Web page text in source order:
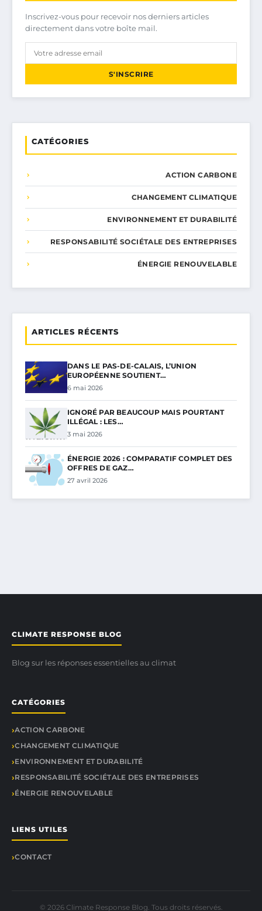
Inscrivez-vous pour recevoir nos derniers articles
directement dans votre boîte mail.
S'INSCRIRE
CATÉGORIES
ACTION CARBONE
CHANGEMENT CLIMATIQUE
ENVIRONNEMENT ET DURABILITÉ
RESPONSABILITÉ SOCIÉTALE DES ENTREPRISES
ÉNERGIE RENOUVELABLE
ARTICLES RÉCENTS
DANS LE PAS-DE-CALAIS, L’UNION
EUROPÉENNE SOUTIENT…
6 mai 2026
IGNORÉ PAR BEAUCOUP MAIS POURTANT
ILLÉGAL : LES…
3 mai 2026
ÉNERGIE 2026 : COMPARATIF COMPLET DES
OFFRES DE GAZ…
27 avril 2026
CLIMATE RESPONSE BLOG
Blog sur les réponses essentielles au climat
CATÉGORIES
ACTION CARBONE
CHANGEMENT CLIMATIQUE
ENVIRONNEMENT ET DURABILITÉ
RESPONSABILITÉ SOCIÉTALE DES ENTREPRISES
ÉNERGIE RENOUVELABLE
LIENS UTILES
CONTACT
© 2026 Climate Response Blog. Tous droits réservés.